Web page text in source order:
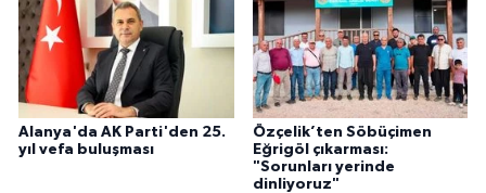
Alanya'da AK Parti'den 25.
yıl vefa buluşması
Özçelik’ten Söbüçimen
Eğrigöl çıkarması:
"Sorunları yerinde
dinliyoruz"